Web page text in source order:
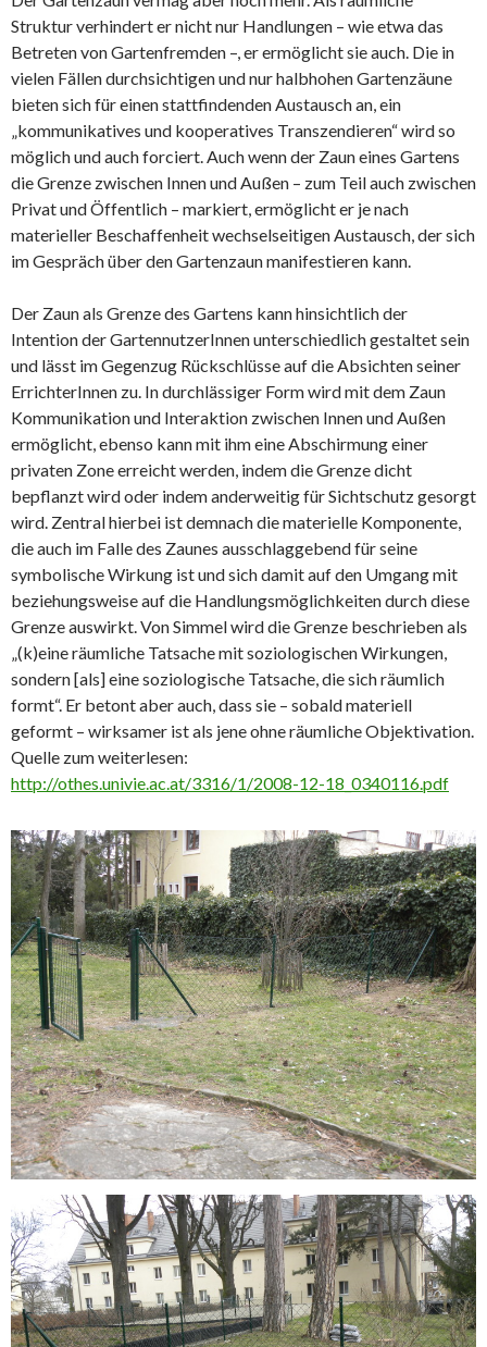
Struktur verhindert er nicht nur Handlungen – wie etwa das
Betreten von Gartenfremden –, er ermöglicht sie auch. Die in
vielen Fällen durchsichtigen und nur halbhohen Gartenzäune
bieten sich für einen stattfindenden Austausch an, ein
„kommunikatives und kooperatives Transzendieren“ wird so
möglich und auch forciert. Auch wenn der Zaun eines Gartens
die Grenze zwischen Innen und Außen – zum Teil auch zwischen
Privat und Öffentlich – markiert, ermöglicht er je nach
materieller Beschaffenheit wechselseitigen Austausch, der sich
im Gespräch über den Gartenzaun manifestieren kann.
Der Zaun als Grenze des Gartens kann hinsichtlich der
Intention der GartennutzerInnen unterschiedlich gestaltet sein
und lässt im Gegenzug Rückschlüsse auf die Absichten seiner
ErrichterInnen zu. In durchlässiger Form wird mit dem Zaun
Kommunikation und Interaktion zwischen Innen und Außen
ermöglicht, ebenso kann mit ihm eine Abschirmung einer
privaten Zone erreicht werden, indem die Grenze dicht
bepflanzt wird oder indem anderweitig für Sichtschutz gesorgt
wird. Zentral hierbei ist demnach die materielle Komponente,
die auch im Falle des Zaunes ausschlaggebend für seine
symbolische Wirkung ist und sich damit auf den Umgang mit
beziehungsweise auf die Handlungsmöglichkeiten durch diese
Grenze auswirkt. Von Simmel wird die Grenze beschrieben als
„(k)eine räumliche Tatsache mit soziologischen Wirkungen,
sondern [als] eine soziologische Tatsache, die sich räumlich
formt“. Er betont aber auch, dass sie – sobald materiell
geformt – wirksamer ist als jene ohne räumliche Objektivation.
Quelle zum weiterlesen:
http://othes.univie.ac.at/3316/1/2008-12-18_0340116.pdf